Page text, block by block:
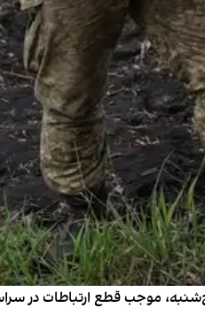
موجب قطع ارتباطات در